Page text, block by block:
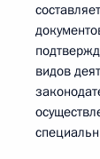
видов